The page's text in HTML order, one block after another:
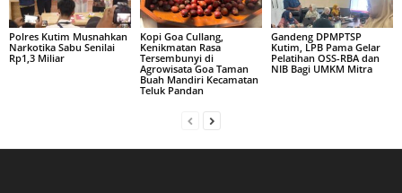
Polres Kutim Musnahkan
Narkotika Sabu Senilai
Rp1,3 Miliar
Kopi Goa Cullang,
Kenikmatan Rasa
Tersembunyi di
Agrowisata Goa Taman
Buah Mandiri Kecamatan
Teluk Pandan
Gandeng DPMPTSP
Kutim, LPB Pama Gelar
Pelatihan OSS-RBA dan
NIB Bagi UMKM Mitra